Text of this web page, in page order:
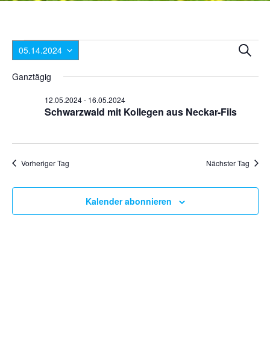
Veranstaltungen
für
14.05.2024
Suche
05.14.2024
wählen.
Ganztägig
Schwarzwald mit Kollegen aus Neckar-Fils
12.05.2024- 16.05.2024
Vorheriger Tag Nächster Tag
Kalender abonnieren